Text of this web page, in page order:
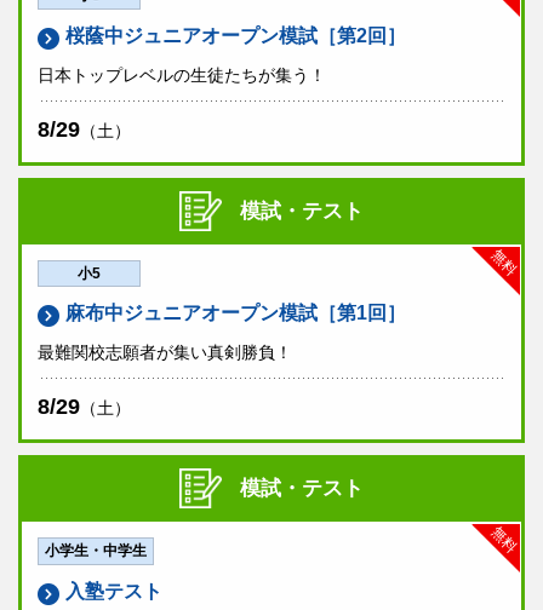
桜蔭中ジュニアオープン模試［第2回］
日本トップレベルの生徒たちが集う！
8/29 （土）
模試・テスト
無料
小5
麻布中ジュニアオープン模試［第1回］
最難関校志願者が集い真剣勝負！
8/29 （土）
模試・テスト
無料
小学生・中学生
入塾テスト